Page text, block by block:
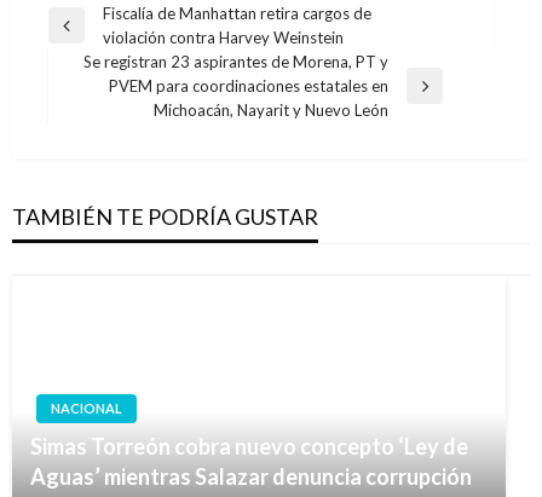
Navegación
entradas
Entrada
anterior
Fiscalía de Manhattan retira cargos de
violación contra Harvey Weinstein
Entrada
Se registran 23 aspirantes de Morena, PT y
PVEM para coordinaciones estatales en
Michoacán, Nayarit y Nuevo León
TAMBIÉN TE PODRÍA GUSTAR
NACIONAL
Simas Torreón cobra nuevo concepto ‘Ley de
Aguas’ mientras Salazar denuncia corrupción